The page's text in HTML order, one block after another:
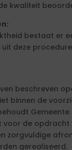
kwaliteit
bestaat er
deze
beschreven
binnen de
Gemeente
voor de opdracht
zorgvuldige
gerealiseerd.